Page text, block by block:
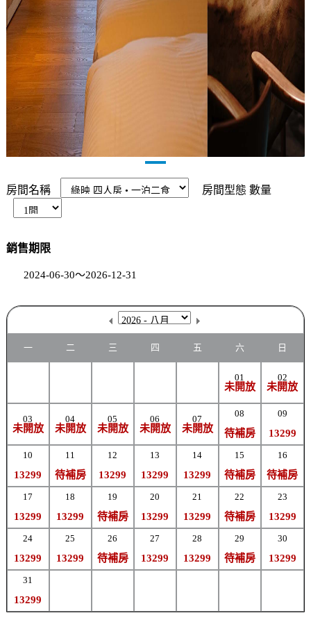
房間名稱 房間型態 數量
銷售期限
2024-06-30～2026-12-31
一 二 三 四 五 六 日
01
未開放
02
未開放
03
未開放
04
未開放
05
未開放
06
未開放
07
未開放
08
待補房
09
13299
10
13299
11
待補房
12
13299
13
13299
14
13299
15
待補房
16
待補房
17
13299
18
13299
19
待補房
20
13299
21
13299
22
待補房
23
13299
24
13299
25
13299
26
待補房
27
13299
28
13299
29
待補房
30
13299
31
13299